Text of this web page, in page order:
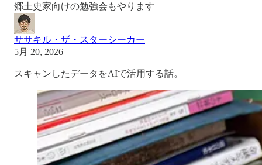
郷土史家向けの勉強会もやります
ササキル・ザ・スターシーカー
5月 20, 2026
スキャンしたデータをAIで活用する話。